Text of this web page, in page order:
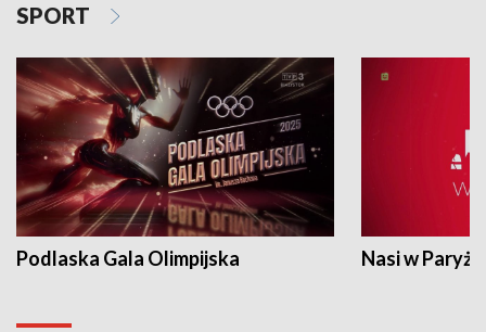
SPORT
Podlaska Gala Olimpijska Nasi w Paryżu